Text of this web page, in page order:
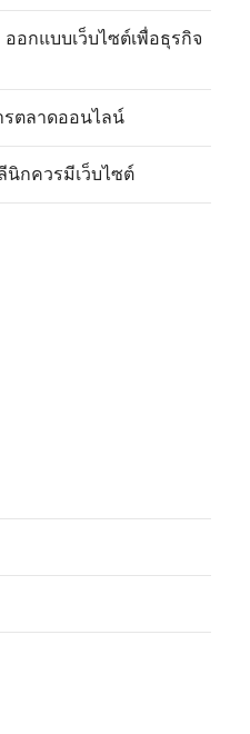
อกแบบเว็บไซต์เพื่อธุรกิจ
ตลาดออนไลน์
นิกควรมีเว็บไซต์